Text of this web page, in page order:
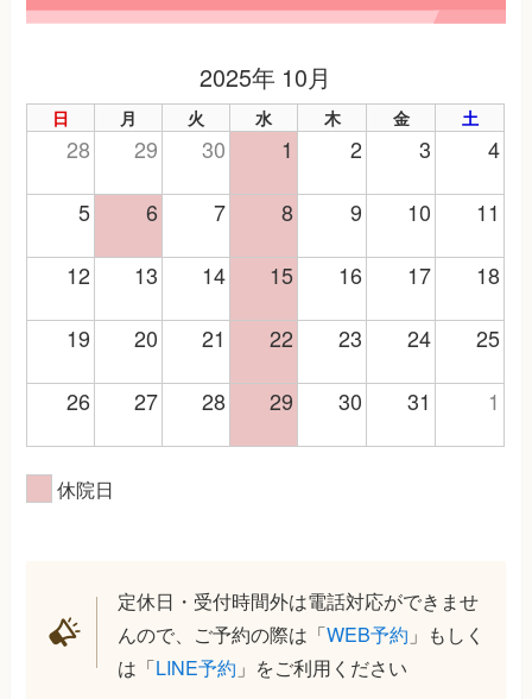
2025年 10月
日 月 火 水 木 金 土
28 29 30 1 2 3 4
5 6 7 8 9 10 11
12 13 14 15 16 17 18
19 20 21 22 23 24 25
26 27 28 29 30 31 1
休院日
定休日・受付時間外は電話対応ができませ
んので、ご予約の際は「WEB予約 」もしく
は「LINE予約 」をご利用ください